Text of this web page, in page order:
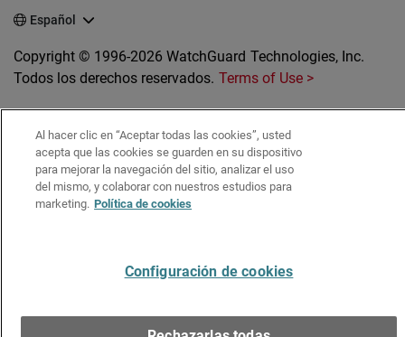
Español
Copyright © 1996-2026 WatchGuard Technologies, Inc.
Todos los derechos reservados. Terms of Use >
Al hacer clic en “Aceptar todas las cookies”, usted
acepta que las cookies se guarden en su dispositivo
para mejorar la navegación del sitio, analizar el uso
del mismo, y colaborar con nuestros estudios para
marketing. Política de cookies
Configuración de cookies